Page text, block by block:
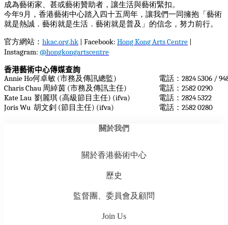
成為藝術家、甚或藝術贊助者，讓生活與藝術緊扣。
今年9月，香港藝術中心踏入四十五周年，讓我們一同擁抱「藝術
就是熱誠．藝術就是生活．藝術就是普及」的信念，努力前行。
官方網站： hkac.org.hk | Facebook: Hong Kong Arts Centre
Instagram: @hongkongartscentre
香港藝術中心傳媒查詢
Annie Ho何卓敏 (市務及傳訊總監) 電話： 2824 5306 /
Charis Chau 周綽茵 (市務及傳訊主任) 電話： 2582 0290
Kate Lau 劉麗琪 (高級節目主任) (ifva) 電話： 2824 5322
Joris Wu 胡文釗 (節目主任) (ifva) 電話： 2582 0280
關於我們
關於香港藝術中心
歷史
監督團、委員會及顧問
Join Us